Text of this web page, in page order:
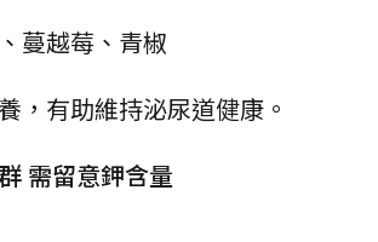
蔓越莓、青椒
，有助維持泌尿道健康。
需留意鉀含量